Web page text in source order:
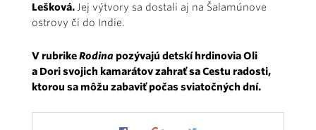
Lešková. Jej výtvory sa dostali aj na Šalamúnove
ostrovy či do Indie.
V rubrikeRodina pozývajú detskí hrdinovia Oli
a Dori svojich kamarátov zahrať sa Cestu radosti,
ktorou sa môžu zabaviť počas sviatočných dní.